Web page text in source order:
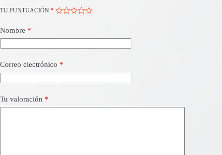
TU PUNTUACIÓN *
Nombre *
Correo electrónico *
Tu valoración *